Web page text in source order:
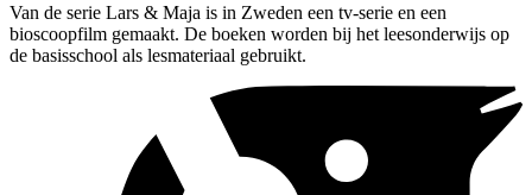
Van de serie Lars & Maja is in Zweden een tv-serie en een
bioscoopfilm gemaakt. De boeken worden bij het leesonderwijs op
de basisschool als lesmateriaal gebruikt.